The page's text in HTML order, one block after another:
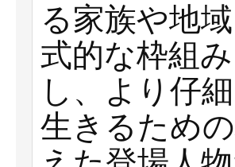
る家族や地
式的な枠組
し、より仔
生きるため